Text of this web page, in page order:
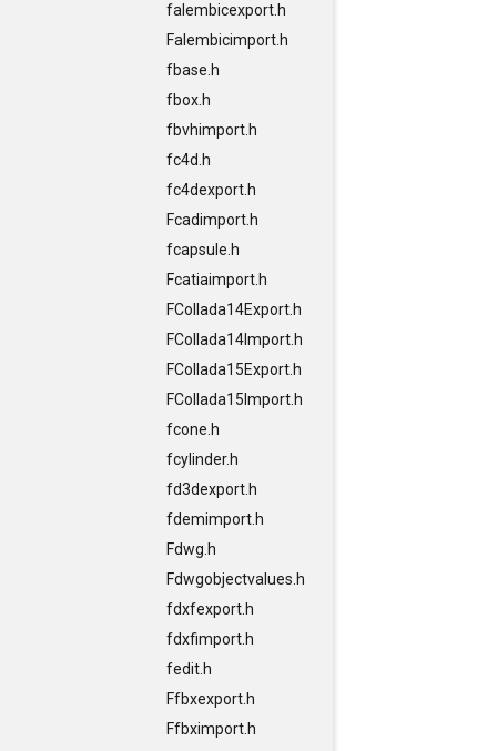
falembicexport.h
Falembicimport.h
fbase.h
fbox.h
fbvhimport.h
fc4d.h
fc4dexport.h
Fcadimport.h
fcapsule.h
Fcatiaimport.h
FCollada14Export.h
FCollada14Import.h
FCollada15Export.h
FCollada15Import.h
fcone.h
fcylinder.h
fd3dexport.h
fdemimport.h
Fdwg.h
Fdwgobjectvalues.h
fdxfexport.h
fdxfimport.h
fedit.h
Ffbxexport.h
Ffbximport.h